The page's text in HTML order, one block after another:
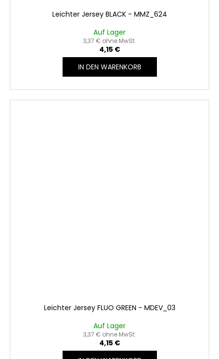
Leichter Jersey BLACK - MMZ_624
Auf Lager
3,37 € ohne MwSt.
4,15 €
IN DEN WARENKORB
Leichter Jersey FLUO GREEN - MDEV_03
Auf Lager
3,37 € ohne MwSt.
4,15 €